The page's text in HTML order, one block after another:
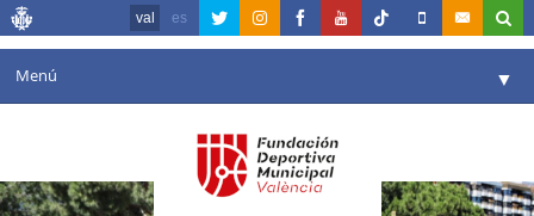
val es
Menú ▼
Agenda